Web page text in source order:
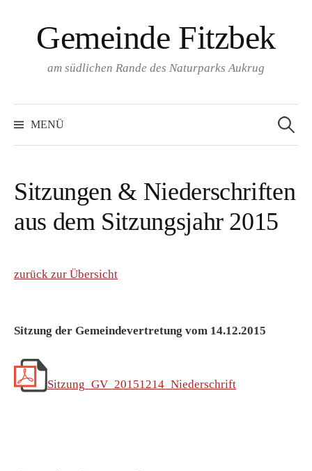
InhaltGemeinde Fitzbek
am südlichen Rande des Naturparks Aukrug
MENÜ
nach:
Sitzungen & Niederschriften
aus dem Sitzungsjahr 2015
zurück zur Übersicht
Sitzung der Gemeindevertretung vom 14.12.2015
Sitzung_GV_20151214_Niederschrift